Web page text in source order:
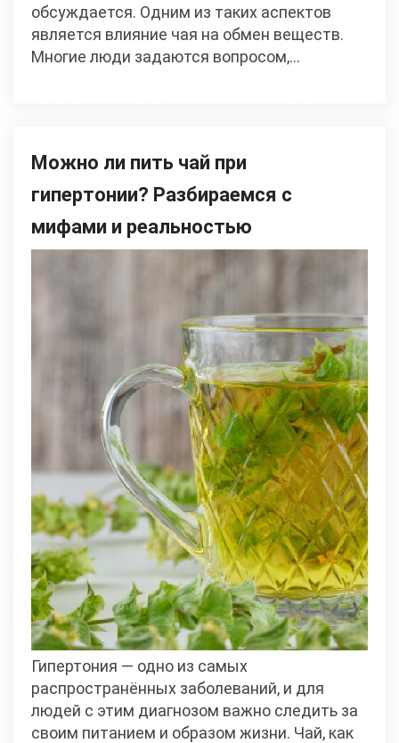
обсуждается. Одним из таких аспектов
является влияние чая на обмен веществ.
Многие люди задаются вопросом,…
Можно ли пить чай при
гипертонии? Разбираемся с
мифами и реальностью
Гипертония — одно из самых
распространённых заболеваний, и для
людей с этим диагнозом важно следить за
своим питанием и образом жизни. Чай, как